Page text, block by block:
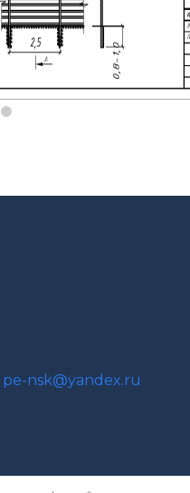
pe-nsk@yandex.ru